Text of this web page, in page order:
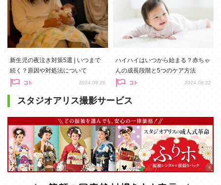
新生児の夜泣き対策5選 | いつまで
続く？原因や対処法について
2024.08.26
ハイハイはいつから始まる？赤ちゃ
んの成長段階と5つのケア方法
2024.08.22
スタジオアリス撮影サービス